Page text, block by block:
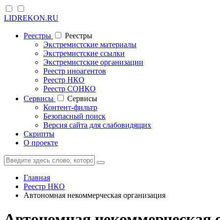
LIDREKON.RU
Реестры
Реестры
Экстремистские материалы
Экстремистские ссылки
Экстремистские организации
Реестр иноагентов
Реестр НКО
Реестр СОНКО
Cервисы
Cервисы
Контент-фильтр
Безопасный поиск
Версия сайта для слабовидящих
Скрипты
О проекте
Главная
Реестр НКО
Автономная некоммерческая организация